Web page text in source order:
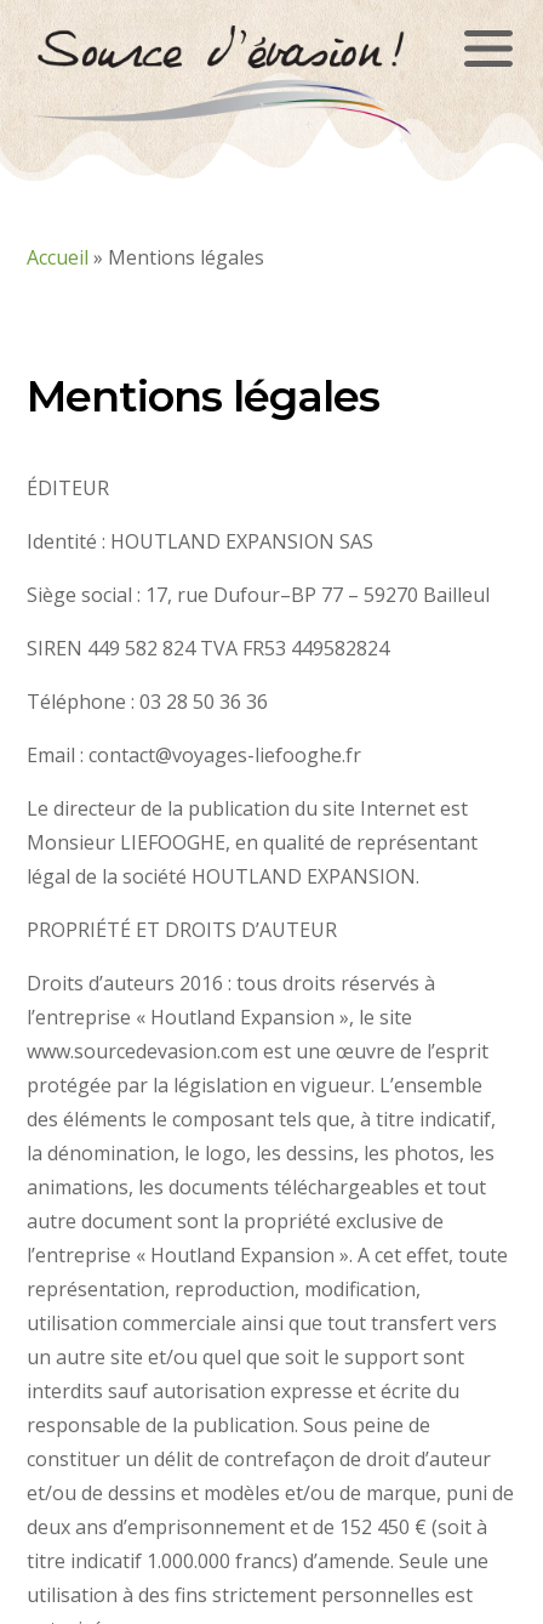
Accueil » Mentions légales
Mentions légales
ÉDITEUR
Identité : HOUTLAND EXPANSION SAS
Siège social : 17, rue Dufour–BP 77 – 59270 Bailleul
SIREN 449 582 824 TVA FR53 449582824
Téléphone : 03 28 50 36 36
Email : contact@voyages-liefooghe.fr
Le directeur de la publication du site Internet est
Monsieur LIEFOOGHE, en qualité de représentant
légal de la société HOUTLAND EXPANSION.
PROPRIÉTÉ ET DROITS D’AUTEUR
Droits d’auteurs 2016 : tous droits réservés à
l’entreprise « Houtland Expansion », le site
www.sourcedevasion.com est une œuvre de l’esprit
protégée par la législation en vigueur. L’ensemble
des éléments le composant tels que, à titre indicatif,
la dénomination, le logo, les dessins, les photos, les
animations, les documents téléchargeables et tout
autre document sont la propriété exclusive de
l’entreprise « Houtland Expansion ». A cet effet, toute
représentation, reproduction, modification,
utilisation commerciale ainsi que tout transfert vers
un autre site et/ou quel que soit le support sont
interdits sauf autorisation expresse et écrite du
responsable de la publication. Sous peine de
constituer un délit de contrefaçon de droit d’auteur
et/ou de dessins et modèles et/ou de marque, puni de
deux ans d’emprisonnement et de 152 450 € (soit à
titre indicatif 1.000.000 francs) d’amende. Seule une
utilisation à des fins strictement personnelles est
Panneau de gestion des cookies